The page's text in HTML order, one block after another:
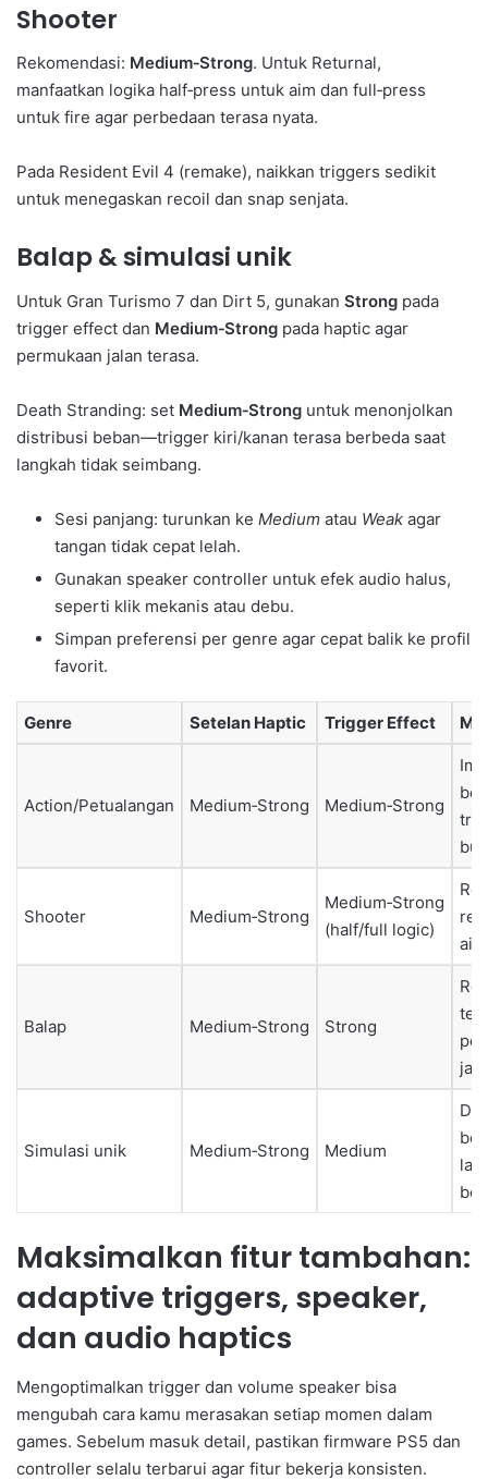
Shooter
Rekomendasi: Medium‑Strong. Untuk Returnal,
manfaatkan logika half‑press untuk aim dan full‑press
untuk fire agar perbedaan terasa nyata.
Pada Resident Evil 4 (remake), naikkan triggers sedikit
untuk menegaskan recoil dan snap senjata.
Balap & simulasi unik
Untuk Gran Turismo 7 dan Dirt 5, gunakan Strong pada
trigger effect dan Medium‑Strong pada haptic agar
permukaan jalan terasa.
Death Stranding: set Medium‑Strong untuk menonjolkan
distribusi beban—trigger kiri/kanan terasa berbeda saat
langkah tidak seimbang.
Sesi panjang: turunkan ke Medium atau Weak agar
tangan tidak cepat lelah.
Gunakan speaker controller untuk efek audio halus,
seperti klik mekanis atau debu.
Simpan preferensi per genre agar cepat balik ke profil
favorit.
Genre Setelan Haptic Trigger Effect
Action/Petualangan Medium‑Strong Medium‑Strong
Shooter Medium‑Strong
Medium‑Strong
(half/full logic)
Balap Medium‑Strong Strong
Simulasi unik Medium‑Strong Medium
Maksimalkan fitur tambahan:
adaptive triggers, speaker,
dan audio haptics
Mengoptimalkan trigger dan volume speaker bisa
mengubah cara kamu merasakan setiap momen dalam
games. Sebelum masuk detail, pastikan firmware PS5 dan
controller selalu terbarui agar fitur bekerja konsisten.